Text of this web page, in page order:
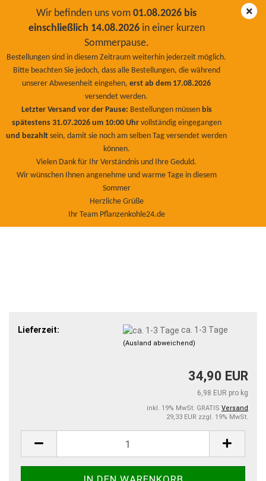
Wir befinden uns vom 01.08.2026 bis
einschließlich 14.08.2026in einer kurzen
Sommerpause.
Bestellungen sind in diesem Zeitraum weiterhin jederzeit möglich.
Bitte beachten Sie jedoch, dass alle Bestellungen, die während
unserer Abwesenheit eingehen, erst ab dem 17.08.2026
versendet werden.
Letzter Versand vor der Pause: Bestellungen müssen bis
spätestens 31.07.2026 um 10:00 Uhrvollständig eingegangen
und bezahlt sein, damit sie noch am selben Tag versendet werden
können.
Vielen Dank für Ihr Verständnis und Ihre Geduld.
Wir wünschen Ihnen angenehme und warme Tage in diesem
Sommer
Herzliche Grüße
Ihr Team Pflanzenkohle24.de
Diatomeenerde Granulat 5kg
BioNaturPlus
Lieferzeit: ca. 1-3 Tage
(Ausland abweichend)
34,90 EUR
6,98 EUR pro kg
inkl. 19% MwSt. GRATIS Versand
29,33 EUR zzgl. 19% MwSt.